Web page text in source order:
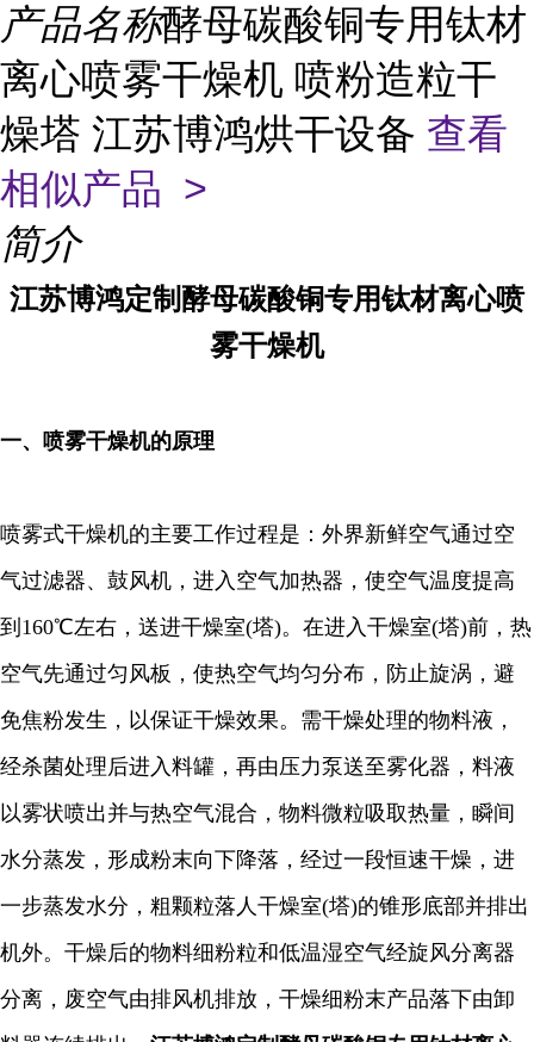
产品名称酵母碳酸铜专用钛材
离心喷雾干燥机 喷粉造粒干
燥塔 江苏博鸿烘干设备 查看
相似产品 >
简介
江苏博鸿定制酵母碳酸铜专用钛材离心喷
雾干燥机
一、喷雾干燥机的原理
喷雾式干燥机的主要工作过程是：外界新鲜空气通过空
气过滤器、鼓风机，进入空气加热器，使空气温度提高
到 160℃左右，送进干燥室(塔)。在进入干燥室(塔)前，热
空气先通过匀风板，使热空气均匀分布，防止旋涡，避
免焦粉发生，以保证干燥效果。需干燥处理的物料液，
经杀菌处理后进入料罐，再由压力泵送至雾化器，料液
以雾状喷出并与热空气混合，物料微粒吸取热量，瞬间
水分蒸发，形成粉末向下降落，经过一段恒速干燥，进
一步蒸发水分，粗颗粒落人干燥室(塔)的锥形底部并排出
机外。干燥后的物料细粉粒和低温湿空气经旋风分离器
分离，废空气由排风机排放，干燥细粉末产品落下由卸